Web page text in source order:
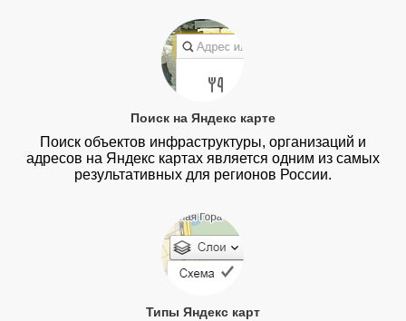
Поиск на Яндекс карте
Поиск объектов инфраструктуры, организаций и
адресов на Яндекс картах является одним из самых
результативных для регионов России.
Типы Яндекс карт